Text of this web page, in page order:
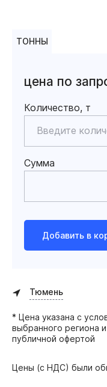
ТОННЫ
цена по
Количество, т
Сумма
Добавить в
Тюмень
* Цена указана с
выбранного региона
публичной офертой
Цены (с НДС) были